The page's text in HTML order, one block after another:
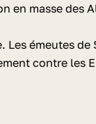
en masse des
Les émeutes
contre les